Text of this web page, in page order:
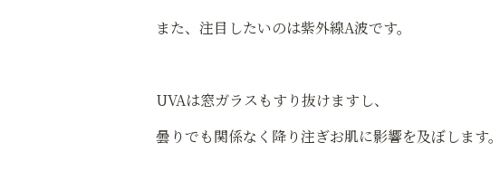
また、注目したいのは紫外線A波です。
UVAは窓ガラスもすり抜けますし、
曇りでも関係なく降り注ぎお肌に影響を及ぼします。